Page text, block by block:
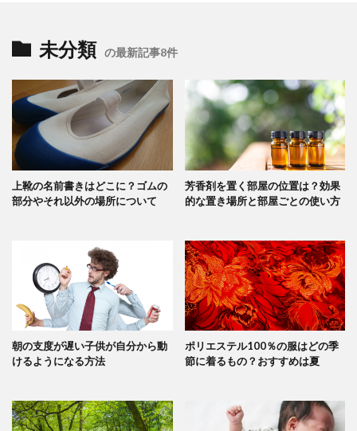
未分類 の最新記事8件
上靴の名前書きはどこに？ゴムの
部分やそれ以外の場所について
芳香剤を置く部屋の位置は？効果
的な置き場所と部屋ごとの使い方
朝の支度が遅い子供が自分から動
けるようになる方法
ポリエステル100％の服はどの季
節に着るもの？おすすめは夏